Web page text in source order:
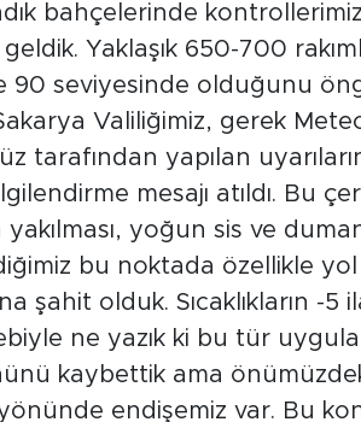
bahçelerinde
Yaklaşık 650-700
90 seviyesinde olduğunu
Valiliğimiz, gerek
tarafından yapılan
mesajı atıldı. Bu
yoğun sis ve
bu noktada özellikle
şahit olduk. Sıcaklıkların -
ne yazık ki bu tür
kaybettik ama
endişemiz var. Bu